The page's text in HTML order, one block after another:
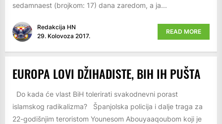
sedamnaest (brojkom: 17) dana zaredom, a ja...
Redakcija HN
29. Kolovoza 2017.
READ MORE
EUROPA LOVI DŽIHADISTE, BIH IH PUŠTA
Do kada će vlast BiH tolerirati svakodnevni porast
islamskog radikalizma? Španjolska policija i dalje traga za
22-godišnjim teroristom Younesom Abouyaaqoubom koji je